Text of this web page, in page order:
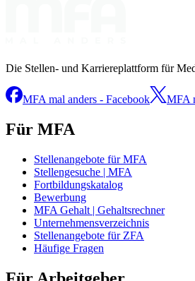
Die Stellen- und Karriereplattform für
MFA mal anders - Facebook MFA
Für MFA
Stellenangebote für MFA
Stellengesuche | MFA
Fortbildungskatalog
Bewerbung
MFA Gehalt | Gehaltsrechner
Unternehmensverzeichnis
Stellenangebote für ZFA
Häufige Fragen